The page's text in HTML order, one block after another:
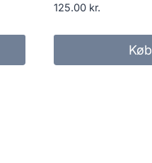
125.00 kr.